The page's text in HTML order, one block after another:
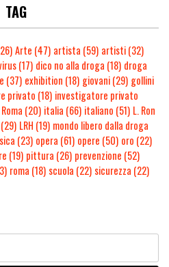
TAG
Arte (47) artista (59) artisti(32)
(17) dico no alla droga (18) droga
(37) exhibition (18) giovani(29) gollini
privato (18) investigatore privato
(20) italia (66) italiano (51) L. Ron
(29) LRH (19) mondo libero dalla droga
(23) opera (61) opere (50) oro (22)
(19) pittura (26) prevenzione (52)
roma (18) scuola (22) sicurezza (22)